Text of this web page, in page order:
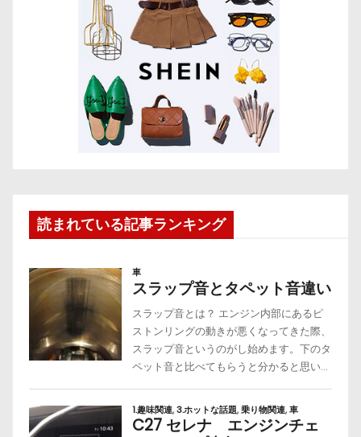
読まれている記事ランキング